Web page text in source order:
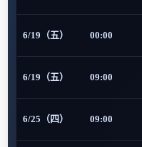
6/19（五） 00:00
6/19（五） 09:00
6/25（四） 09:00